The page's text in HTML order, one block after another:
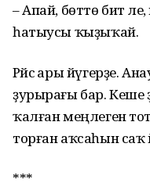
– Апай, бөттө бит әле,
һатыусы ҡыҙыҡай.
Рәйсә ары йүгерҙе.
ҙурырағы бар. Кеше
ҡалған меңлеген
торған аҡсаһын
***